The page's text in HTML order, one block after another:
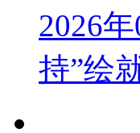
2026
持”绘